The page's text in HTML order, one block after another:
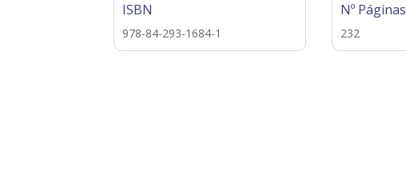
ISBN
978-84-293-1684-1
Nº Páginas
232